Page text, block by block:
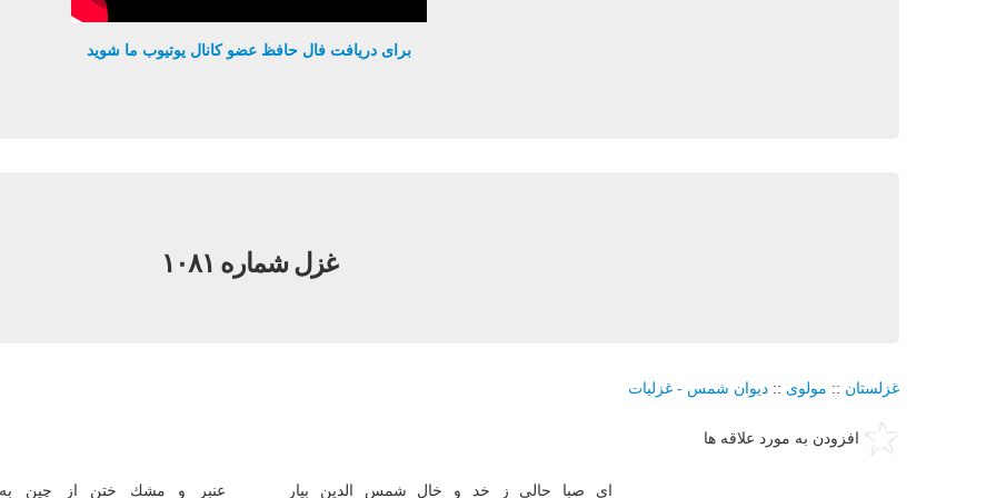
برای دریافت فال حافظ عضو کانال یوتیوب ما شوید
غزل شماره ۱۰۸۱
غزلستان :: مولوی :: دیوان شمس - غزلیات
افزودن به مورد علاقه ها
ای صبا حالی ز خد و خال شمس الدین بیار عنبر و مشك ختن از چین به